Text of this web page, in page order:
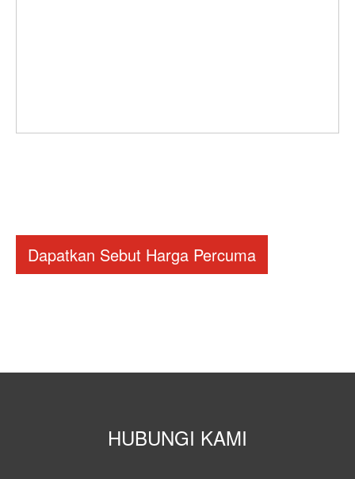
Dapatkan Sebut Harga Percuma
HUBUNGI KAMI